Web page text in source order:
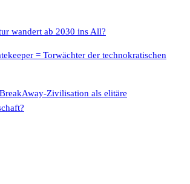
wandert ab 2030 ins All?
= Torwächter der technokratischen
Zivilisation als elitäre